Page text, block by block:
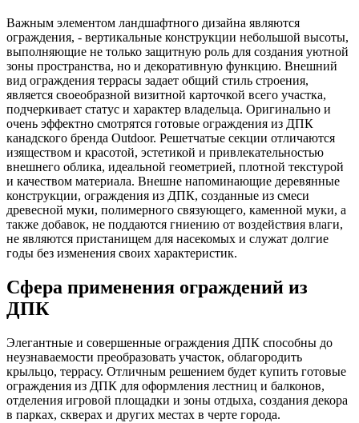
Важным элементом ландшафтного дизайна являются
ограждения, - вертикальные конструкции небольшой высоты,
выполняющие не только защитную роль для создания уютной
зоны пространства, но и декоративную функцию. Внешний
вид ограждения террасы задает общий стиль строения,
является своеобразной визитной карточкой всего участка,
подчеркивает статус и характер владельца. Оригинально и
очень эффектно смотрятся готовые ограждения из ДПК
канадского бренда Outdoor. Решетчатые секции отличаются
изяществом и красотой, эстетикой и привлекательностью
внешнего облика, идеальной геометрией, плотной текстурой
и качеством материала. Внешне напоминающие деревянные
конструкции, ограждения из ДПК, созданные из смеси
древесной муки, полимерного связующего, каменной муки, а
также добавок, не поддаются гниению от воздействия влаги,
не являются пристанищем для насекомых и служат долгие
годы без изменения своих характеристик.
Сфера применения ограждений из
ДПК
Элегантные и совершенные ограждения ДПК способны до
неузнаваемости преобразовать участок, облагородить
крыльцо, террасу. Отличным решением будет купить готовые
ограждения из ДПК для оформления лестниц и балконов,
отделения игровой площадки и зоны отдыха, создания декора
в парках, скверах и других местах в черте города.